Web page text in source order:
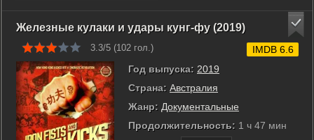
Железные кулаки и удары кунг-фу (2019)
3.3/5 (102 гол.)
Год выпуска: 2019
Страна: Австралия
Жанр: Документальные
Продолжительность: 1 ч 47 мин
IMDB 6.6